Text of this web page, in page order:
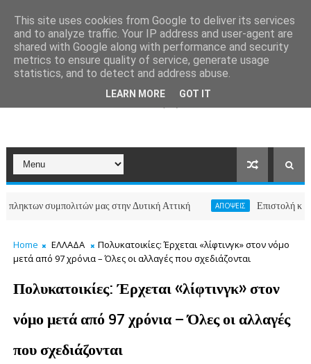
μας στην Δυτική Αττική ΑΠΟΨΕΙΣ Επιστολή κατοίκων
Home ΕΛΛΑΔΑ
Πολυκατοικίες: Έρχεται «λίφτινγκ» στον νόμο
μετά από 97 χρόνια – Όλες οι αλλαγές που σχεδιάζονται
Πολυκατοικίες: Έρχεται «λίφτινγκ» στον
νόμο μετά από 97 χρόνια – Όλες οι αλλαγές
που σχεδιάζονται
This site uses cookies from Google to deliver its services
and to analyze traffic. Your IP address and user-agent are
shared with Google along with performance and security
metrics to ensure quality of service, generate usage
statistics, and to detect and address abuse.
LEARN MORE GOT IT